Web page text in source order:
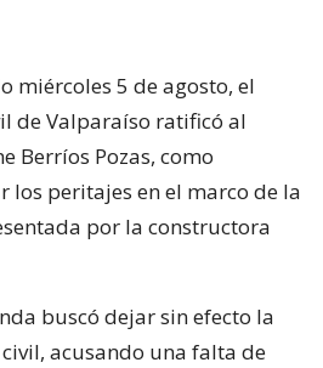
miércoles 5 de agosto, el
de Valparaíso ratificó al
Berríos Pozas, como
los peritajes en el marco de la
por la constructora
buscó dejar sin efecto la
acusando una falta de